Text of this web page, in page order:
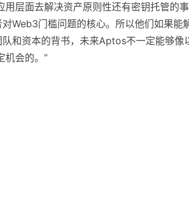
层面去解决资产原则性还有密钥托管的事
Web3门槛问题的核心。所以他们如果能
和资本的背书，未来Aptos不一定能够像
机会的。”